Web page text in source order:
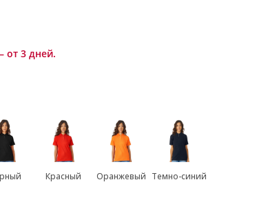
от 3 дней.
Красный Оранжевый Темно-синий